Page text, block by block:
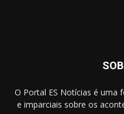
O Portal ES Notícias é uma
e imparciais sobre os